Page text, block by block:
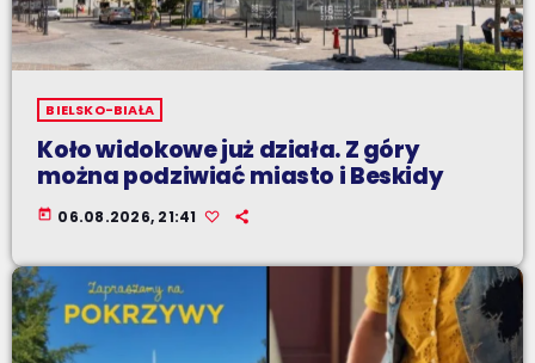
BIELSKO-BIAŁA
Koło widokowe już działa. Z góry
można podziwiać miasto i Beskidy
today 06.08.2026, 21:41